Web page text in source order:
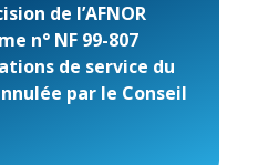
de l’AFNOR
n° NF 99-807
de service du
par le Conseil